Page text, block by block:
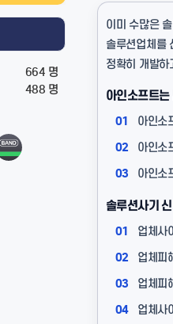
이미 수많은
솔루션업체를
정확히 개발
아인소프트
01
아인소
02
아인소
03
아인소
솔루션사기
01
업체사
02
업체피
03
업체피
04
업체사
664 명
488 명